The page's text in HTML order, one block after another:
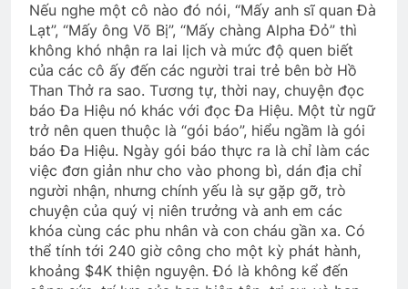
CTBCTY Tập III chương 27
3 Years Ago
Xuân về: Nhớ em, nhớ “poncho” và
“cơm sấy”
3 Years Ago
YÊU EM …
3 Years Ago
Nếu nghe một cô nào đó nói, “Mấy anh sĩ quan Đà
Lạt”, “Mấy ông Võ Bị”, “Mấy chàng Alpha Đỏ” thì
không khó nhận ra lai lịch và mức độ quen biết
của các cô ấy đến các người trai trẻ bên bờ Hồ
Than Thở ra sao. Tương tự, thời nay, chuyện đọc
báo Đa Hiệu nó khác với đọc Đa Hiệu. Một từ ngữ
trở nên quen thuộc là “gói báo”, hiểu ngầm là gói
báo Đa Hiệu. Ngày gói báo thực ra là chỉ làm các
việc đơn giản như cho vào phong bì, dán địa chỉ
người nhận, nhưng chính yếu là sự gặp gỡ, trò
chuyện của quý vị niên trưởng và anh em các
khóa cùng các phu nhân và con cháu gần xa. Có
thể tính tới 240 giờ công cho một kỳ phát hành,
khoảng $4K thiện nguyện. Đó là không kể đến